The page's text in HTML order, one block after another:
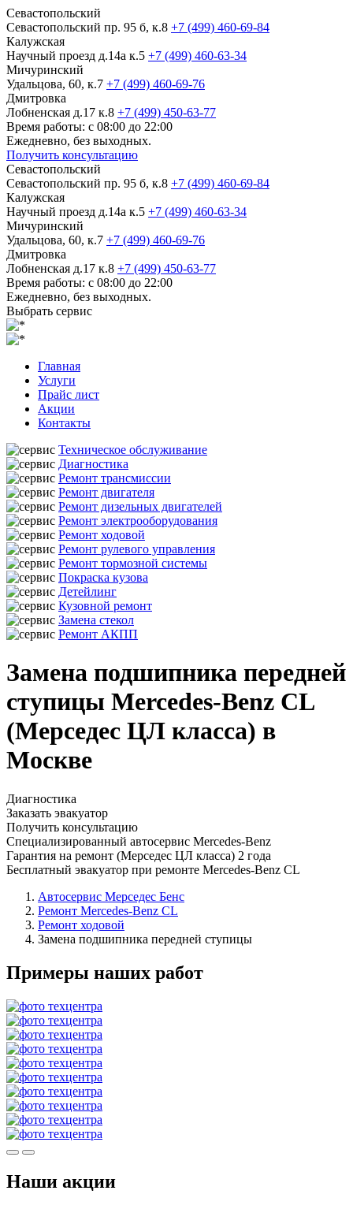
Севастопольский
Севастопольский пр. 95 б, к.8 +7 (499) 460-69-84
Калужская
Научный проезд д.14а к.5 +7 (499) 460-63-34
Мичуринский
Удальцова, 60, к.7 +7 (499) 460-69-76
Дмитровка
Лобненская д.17 к.8 +7 (499) 450-63-77
Время работы: с 08:00 до 22:00
Ежедневно, без выходных.
Получить консультацию
Севастопольский
Севастопольский пр. 95 б, к.8 +7 (499) 460-69-84
Калужская
Научный проезд д.14а к.5 +7 (499) 460-63-34
Мичуринский
Удальцова, 60, к.7 +7 (499) 460-69-76
Дмитровка
Лобненская д.17 к.8 +7 (499) 450-63-77
Время работы: с 08:00 до 22:00
Ежедневно, без выходных.
Выбрать сервис
Главная
Услуги
Прайс лист
Акции
Контакты
Техническое обслуживание
Диагностика
Ремонт трансмиссии
Ремонт двигателя
Ремонт дизельных двигателей
Ремонт электрооборудования
Ремонт ходовой
Ремонт рулевого управления
Ремонт тормозной системы
Покраска кузова
Детейлинг
Кузовной ремонт
Замена стекол
Ремонт АКПП
Замена подшипника передней
ступицы Mercedes-Benz CL
(Мерседес ЦЛ класса) в
Москве
Диагностика
Заказать эвакуатор
Получить консультацию
Специализированный автосервис Mercedes-Benz
Гарантия на ремонт (Мерседес ЦЛ класса) 2 года
Бесплатный эвакуатор при ремонте Mercedes-Benz CL
Автосервис Мерседес Бенс
Ремонт Mercedes-Benz CL
Ремонт ходовой
Замена подшипника передней ступицы
Примеры наших работ
Наши акции